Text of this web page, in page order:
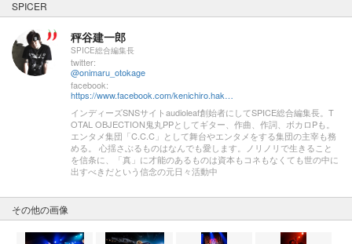
SPICER
秤谷建一郎
SPICE総合編集長
twitter:
@onimaru_otokage
facebook:
https://www.facebook.com/kenichiro.hakariya
インディーズSNSサイトaudioleaf創始者にしてSPICE総合編集長。T
OTAL OBJECTION鬼丸PPとしてギター、作曲、作詞、ボカロPも。
エンタメ集団「C.C.C」として舞台やエンタメをする集団の主宰も務
める。 心揺さぶるものはなんでも愛します。ノリノリで生きること
を信条に、「真」に才能のあるものは資本もコネもなくても世の中に
出すべきだという信念の元日々活動中
その他の画像